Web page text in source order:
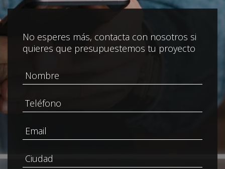
No esperes más, contacta con nosotros si
quieres que presupuestemos tu proyecto